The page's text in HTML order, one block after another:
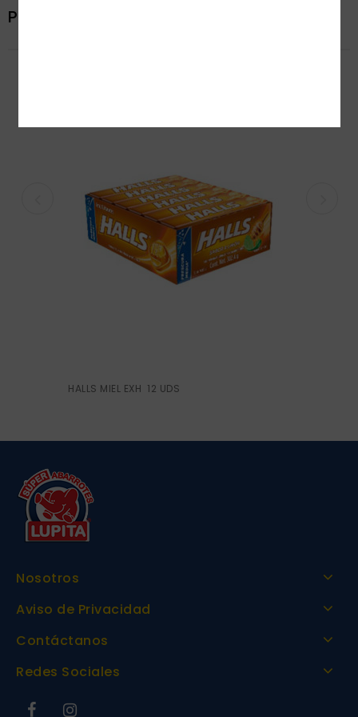
Productos relacionados
HALLS MIEL EXH 12 UDS
Nosotros
Aviso de Privacidad
Contáctanos
Redes Sociales